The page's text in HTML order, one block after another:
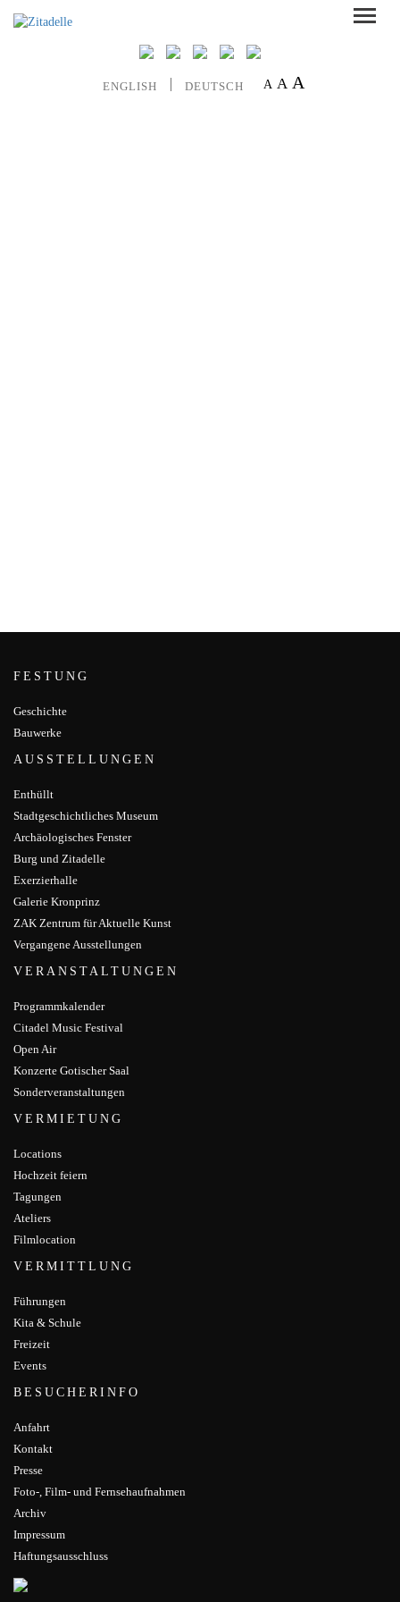
ENGLISH DEUTSCH A A A
FESTUNG
Geschichte
Bauwerke
AUSSTELLUNGEN
Enthüllt
Stadtgeschichtliches Museum
Archäologisches Fenster
Burg und Zitadelle
Exerzierhalle
Galerie Kronprinz
ZAK Zentrum für Aktuelle Kunst
Vergangene Ausstellungen
VERANSTALTUNGEN
Programmkalender
Citadel Music Festival
Open Air
Konzerte Gotischer Saal
Sonderveranstaltungen
VERMIETUNG
Locations
Hochzeit feiern
Tagungen
Ateliers
Filmlocation
VERMITTLUNG
Führungen
Kita & Schule
Freizeit
Events
BESUCHERINFO
Anfahrt
Kontakt
Presse
Foto-, Film- und Fernsehaufnahmen
Archiv
Impressum
Haftungsausschluss